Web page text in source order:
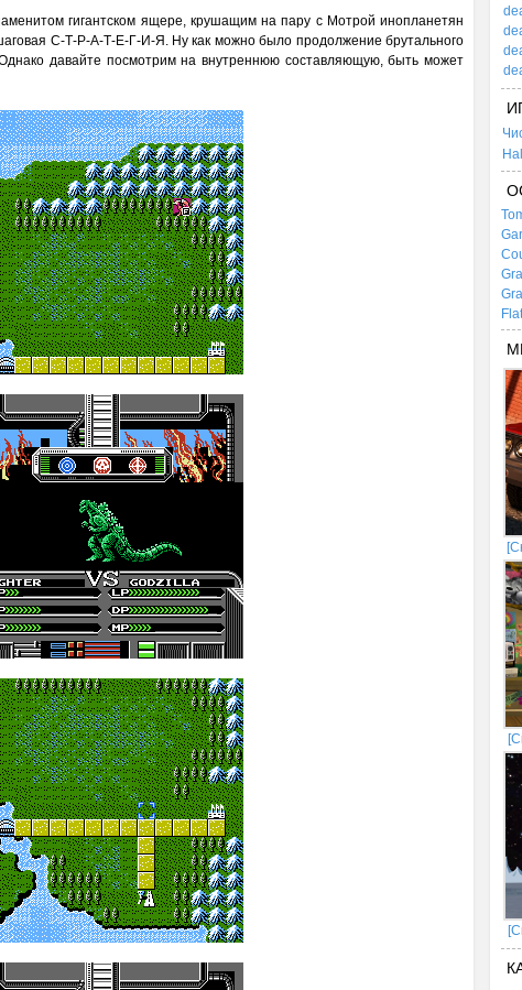
гигантском ящере, крушащим на пару с Мотрой инопланетян
С-Т-Р-А-Т-Е-Г-И-Я. Ну как можно было продолжение брутального
давайте посмотрим на внутреннюю составляющую, быть может